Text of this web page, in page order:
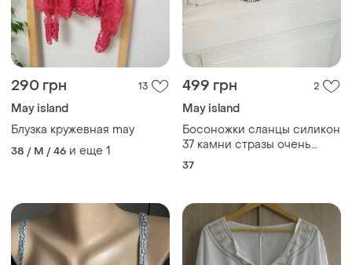
290 грн 13
May island
Блузка кружевная may
38 / M / 46 и еще 1
499 грн 2
May island
Босоножки сланцы силикон
37 камни стразы очень
красивые
37